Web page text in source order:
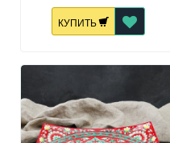
КУПИТЬ